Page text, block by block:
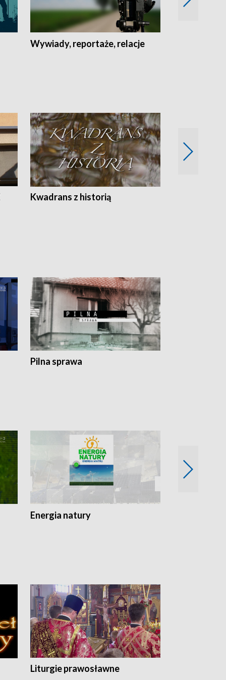
Wywiady, reportaże, relacje
Kwadrans z historią
Pilna sprawa
Energia natury
Liturgie prawosławne